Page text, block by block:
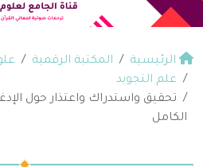
الرئيسية المكتبة الرقمية
علم التجويد
تحقيق واستدراك واعتذار حول
الكامل